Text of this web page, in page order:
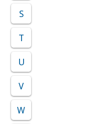
S
T
U
V
W